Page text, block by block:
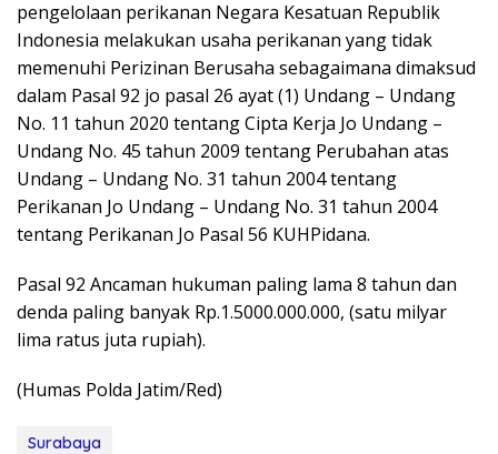
pengelolaan perikanan Negara Kesatuan Republik
Indonesia melakukan usaha perikanan yang tidak
memenuhi Perizinan Berusaha sebagaimana dimaksud
dalam Pasal 92 jo pasal 26 ayat (1) Undang – Undang
No. 11 tahun 2020 tentang Cipta Kerja Jo Undang –
Undang No. 45 tahun 2009 tentang Perubahan atas
Undang – Undang No. 31 tahun 2004 tentang
Perikanan Jo Undang – Undang No. 31 tahun 2004
tentang Perikanan Jo Pasal 56 KUHPidana.
Pasal 92 Ancaman hukuman paling lama 8 tahun dan
denda paling banyak Rp.1.5000.000.000, (satu milyar
lima ratus juta rupiah).
(Humas Polda Jatim/Red)
Surabaya